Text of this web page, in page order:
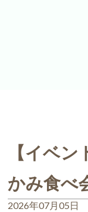
【イベ
かみ食べ
2026年07月05日